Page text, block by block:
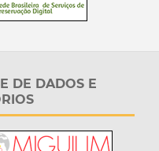
DE DADOS E